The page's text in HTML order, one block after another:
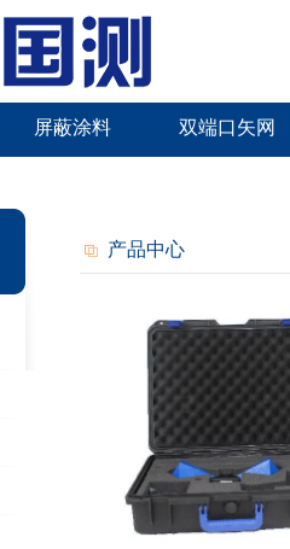
屏蔽涂料 双端口矢网
产品中心